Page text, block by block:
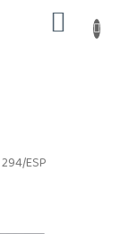
KOŠÍK
294/ESP